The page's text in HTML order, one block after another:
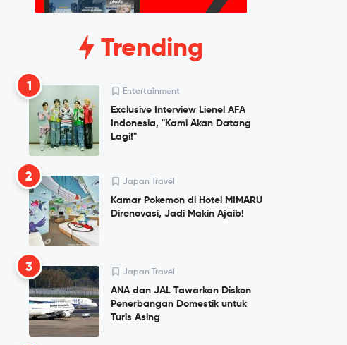
Trending
1 Entertainment
Exclusive Interview Lienel AFA
Indonesia, "Kami Akan Datang
Lagi!"
2 Japan Travel
Kamar Pokemon di Hotel MIMARU
Direnovasi, Jadi Makin Ajaib!
3 Japan Travel
ANA dan JAL Tawarkan Diskon
Penerbangan Domestik untuk
Turis Asing